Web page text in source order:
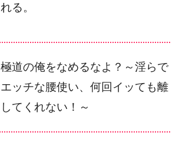
れる。
極道の俺をなめるなよ？～淫らで
エッチな腰使い、何回イッても離
してくれない！～